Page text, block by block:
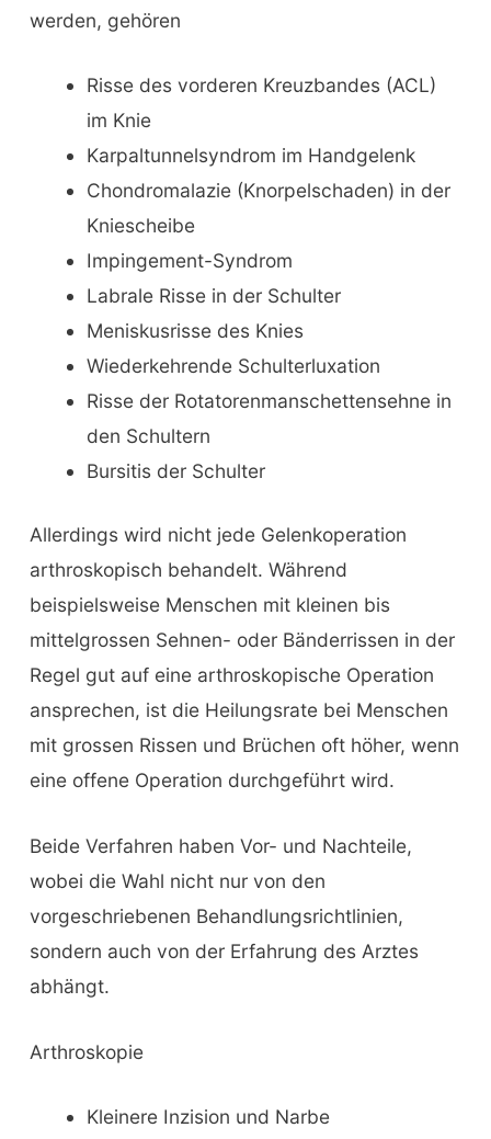
werden, gehören
Risse des vorderen Kreuzbandes (ACL)
im Knie
Karpaltunnelsyndrom im Handgelenk
Chondromalazie (Knorpelschaden) in der
Kniescheibe
Impingement-Syndrom
Labrale Risse in der Schulter
Meniskusrisse des Knies
Wiederkehrende Schulterluxation
Risse der Rotatorenmanschettensehne in
den Schultern
Bursitis der Schulter
Allerdings wird nicht jede Gelenkoperation
arthroskopisch behandelt. Während
beispielsweise Menschen mit kleinen bis
mittelgrossen Sehnen- oder Bänderrissen in der
Regel gut auf eine arthroskopische Operation
ansprechen, ist die Heilungsrate bei Menschen
mit grossen Rissen und Brüchen oft höher, wenn
eine offene Operation durchgeführt wird.
Beide Verfahren haben Vor- und Nachteile,
wobei die Wahl nicht nur von den
vorgeschriebenen Behandlungsrichtlinien,
sondern auch von der Erfahrung des Arztes
abhängt.
Arthroskopie
Kleinere Inzision und Narbe